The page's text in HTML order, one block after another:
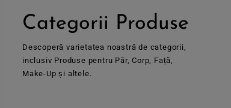
Categorii Produse
Descoperă varietatea noastră de categorii,
inclusiv Produse pentru Păr, Corp, Față,
Make-Up și altele.